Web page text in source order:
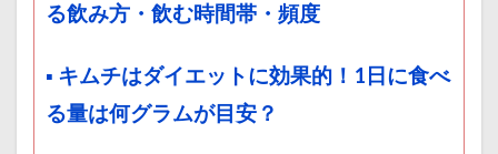
る飲み方・飲む時間帯・頻度
▪ キムチはダイエットに効果的！1日に食べ
る量は何グラムが目安？